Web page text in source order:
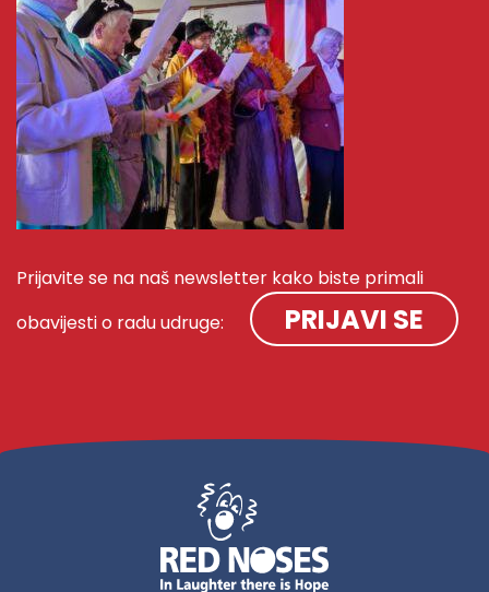
Prijavite se na naš newsletter kako biste primali
obavijesti o radu udruge:
PRIJAVI SE